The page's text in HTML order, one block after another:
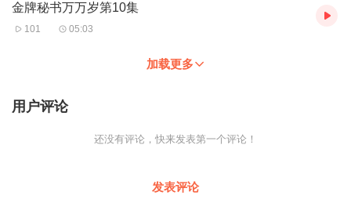
金牌秘书万万岁第10集
101 05:03
加载更多
用户评论
还没有评论，快来发表第一个评论！
发表评论